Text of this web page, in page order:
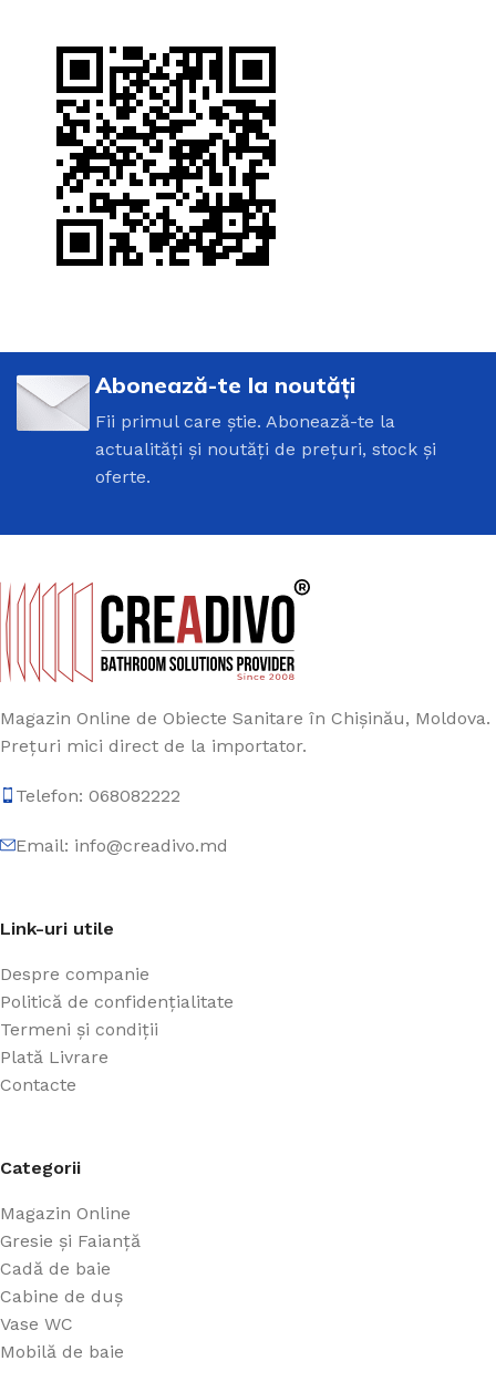
Abonează-te la noutăți
Fii primul care știe. Abonează-te la
actualități și noutăți de prețuri, stock și
oferte.
Magazin Online de Obiecte Sanitare în Chișinău, Moldova.
Prețuri mici direct de la importator.
Telefon: 068082222
Email: info@creadivo.md
Link-uri utile
Despre companie
Politică de confidențialitate
Termeni și condiții
Plată Livrare
Contacte
Categorii
Magazin Online
Gresie și Faianță
Cadă de baie
Cabine de duș
Vase WC
Mobilă de baie